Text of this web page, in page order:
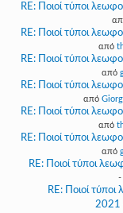
RE: Ποιοί τύποι
RE: Ποιοί τύποι
από
RE: Ποιοί τύποι
από
RE: Ποιοί τύποι
από
RE: Ποιοί τύποι
από
RE: Ποιοί τύποι
από
RE: Ποιοί τύποι
-
RE: Ποιοί
2021